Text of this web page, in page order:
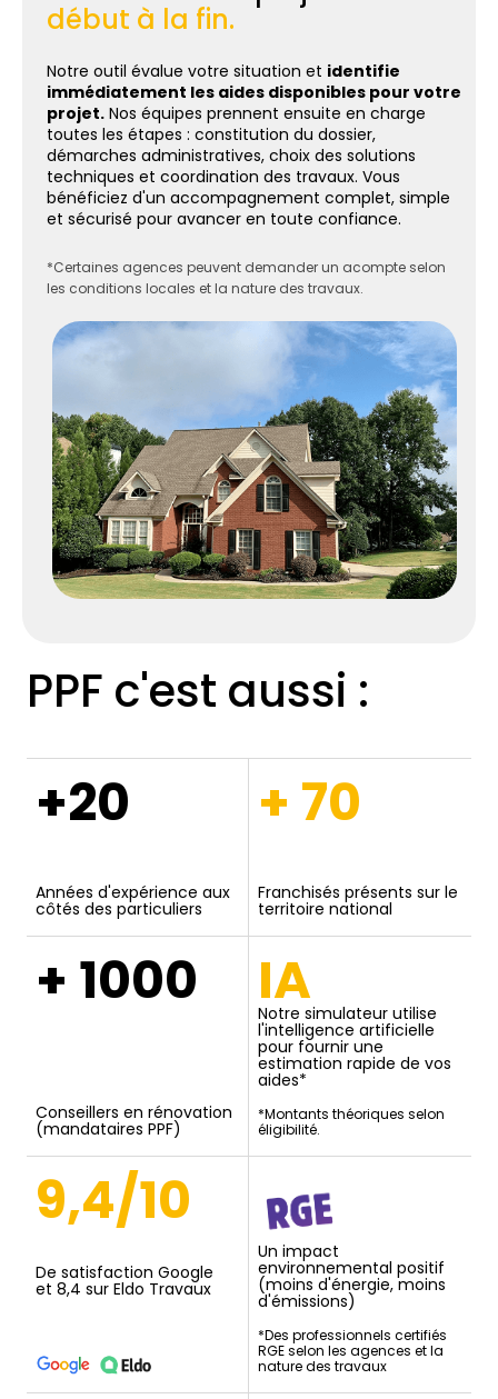
début à la fin.
Notre outil évalue votre situation et identifie
immédiatement les aides disponibles pour votre
projet. Nos équipes prennent ensuite en charge
toutes les étapes : constitution du dossier,
démarches administratives, choix des solutions
techniques et coordination des travaux. Vous
bénéficiez d'un accompagnement complet, simple
et sécurisé pour avancer en toute confiance.
*Certaines agences peuvent demander un acompte selon
les conditions locales et la nature des travaux.
PPF c'est aussi :
+20
Années d'expérience aux
côtés des particuliers
+ 70
Franchisés présents sur le
territoire national
+ 1000
Conseillers en rénovation
(mandataires PPF)
IA
Notre simulateur utilise
l'intelligence artificielle
pour fournir une
estimation rapide de vos
aides*
*Montants théoriques selon
éligibilité.
9,4/10
De satisfaction Google
et 8,4 sur Eldo Travaux
Un impact
environnemental positif
(moins d'énergie, moins
d'émissions)
*Des professionnels certifiés
RGE selon les agences et la
nature des travaux